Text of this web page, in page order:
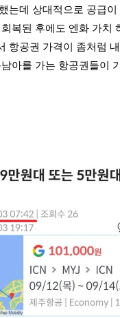
는데 상대적으로 공급
복된 후에도 엔화 가치
항공권 가격이 좀처럼
아를 가는 항공권들이